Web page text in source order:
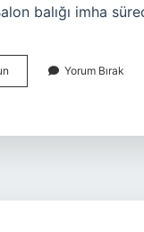
balığı imha
Balığı
Mı
Yorum Bırak